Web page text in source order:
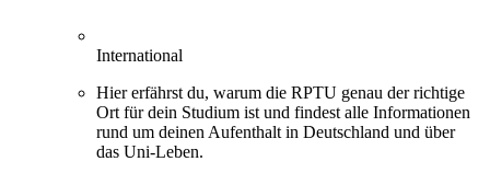
International
Hier erfährst du, warum die RPTU genau der richtige
Ort für dein Studium ist und findest alle Informationen
rund um deinen Aufenthalt in Deutschland und über
das Uni-Leben.